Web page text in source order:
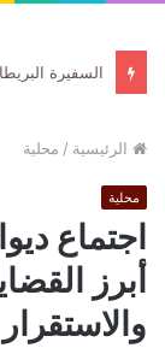
الرئيسية / محلية
محلية
اجتماع
أبرز
والاستقرار